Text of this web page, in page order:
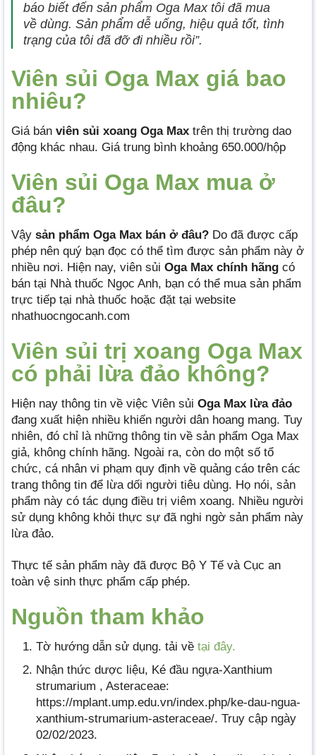
báo biết đến sản phẩm Oga Max tôi đã mua
về dùng. Sản phẩm dễ uống, hiệu quả tốt, tình
trạng của tôi đã đỡ đi nhiều rồi”.
Viên sủi Oga Max giá bao
nhiêu?
Giá bán viên sủi xoang Oga Max trên thị trường dao
động khác nhau. Giá trung bình khoảng 650.000/hộp
Viên sủi Oga Max mua ở
đâu?
Vậy sản phẩm Oga Max bán ở đâu? Do đã được cấp
phép nên quý bạn đọc có thể tìm được sản phẩm này ở
nhiều nơi. Hiện nay, viên sủi Oga Max chính hãng có
bán tại Nhà thuốc Ngọc Anh, bạn có thể mua sản phẩm
trực tiếp tại nhà thuốc hoặc đặt tại website
nhathuocngocanh.com
Viên sủi trị xoang Oga Max
có phải lừa đảo không?
Hiện nay thông tin về việc Viên sủi Oga Max lừa đảo
đang xuất hiện nhiều khiến người dân hoang mang. Tuy
nhiên, đó chỉ là những thông tin về sản phẩm Oga Max
giả, không chính hãng. Ngoài ra, còn do một số tổ
chức, cá nhân vi phạm quy định về quảng cáo trên các
trang thông tin để lừa dối người tiêu dùng. Họ nói, sản
phẩm này có tác dụng điều trị viêm xoang. Nhiều người
sử dụng không khỏi thực sự đã nghi ngờ sản phẩm này
lừa đảo.
Thực tế sản phẩm này đã được Bộ Y Tế và Cục an
toàn vệ sinh thực phẩm cấp phép.
Nguồn tham khảo
Tờ hướng dẫn sử dụng. tải về tại đây.
Nhận thức dược liệu, Ké đầu ngựa-Xanthium
strumarium , Asteraceae:
https://mplant.ump.edu.vn/index.php/ke-dau-ngua-
xanthium-strumarium-asteraceae/. Truy cập ngày
02/02/2023.